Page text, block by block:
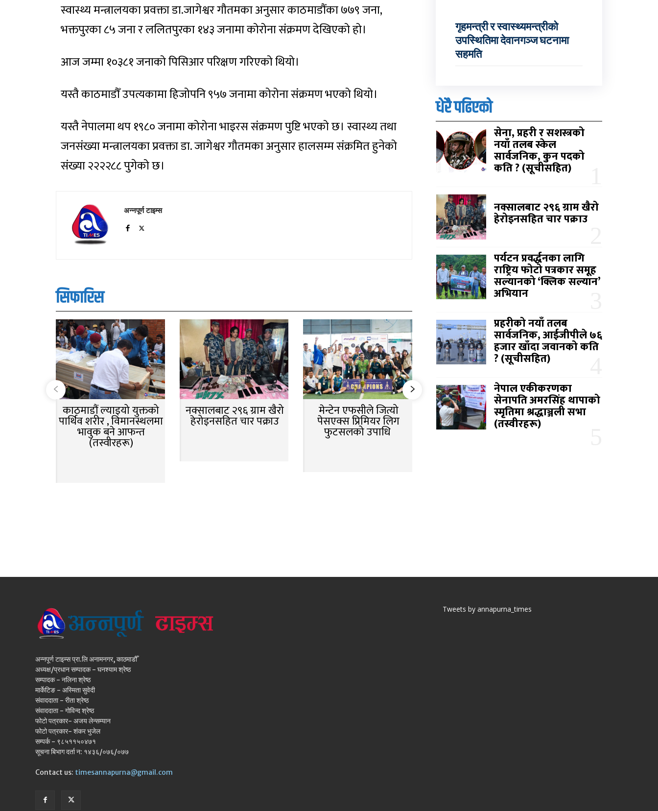
स्वास्थ्य मन्त्रालयका प्रवक्ता डा.जागेश्वर गौतमका अनुसार काठमाडौंका ७७९ जना,
भक्तपुरका ८५ जना र ललितपुरका १४३ जनामा कोरोना संक्रमण देखिएको हो।
आज जम्मा १०३८१ जनाको पिसिआर परिक्षण गरिएको थियो।
यस्तै काठमाडौँ उपत्यकामा हिजोपनि ९५७ जनामा कोरोना संक्रमण भएको थियो।
यस्तै नेपालमा थप १९८० जनामा कोरोना भाइरस संक्रमण पुष्टि भएको छ। स्वास्थ्य तथा
जनसंख्या मन्त्रालयका प्रवक्ता डा. जागेश्वर गौतमका अनुसार हालसम्म संक्रमित हुनेको
संख्या २२२२८८ पुगेको छ।
अन्नपूर्ण टाइम्स
सिफारिस
काठमाडौं ल्याइयो युक्तको
पार्थिव शरीर , विमानस्थलमा
भावुक बने आफन्त
(तस्वीरहरू)
नक्सालबाट २९६ ग्राम खैरो
हेरोइनसहित चार पक्राउ
मेन्टेन एफसीले जित्यो
पेसएक्स प्रिमियर लिग
फुटसलको उपाधि
गृहमन्त्री र स्वास्थ्यमन्त्रीको
उपस्थितिमा देवानगञ्ज घटनामा
सहमति
धेरै पढिएको
सेना, प्रहरी र सशस्त्रको
नयाँ तलब स्केल
सार्वजनिक, कुन पदको
कति ? (सूचीसहित)
नक्सालबाट २९६ ग्राम खैरो
हेरोइनसहित चार पक्राउ
पर्यटन प्रवर्द्धनका लागि
राष्ट्रिय फोटो पत्रकार समूह
सल्यानको ‘क्लिक सल्यान’
अभियान
प्रहरीको नयाँ तलब
सार्वजनिक, आईजीपीले ७६
हजार खाँदा जवानको कति
? (सूचीसहित)
नेपाल एकीकरणका
सेनापति अमरसिंह थापाको
स्मृतिमा श्रद्धाञ्जली सभा
(तस्वीरहरू)
अन्नपूर्ण टाइम्स प्रा.लि अनामनगर, काठमाडौँ
अध्यक्ष/प्रधान सम्पादक - घनश्याम श्रेष्ठ
सम्पादक - नलिना श्रेष्ठ
मार्केटिङ - अस्मिता सुवेदी
संवाददाता - रीता श्रेष्ठ
संवाददाता - गोविन्द श्रेष्ठ
फोटो पत्रकार- अजय लेन्सम्यान
फोटो पत्रकार- शंकर भुजेल
सम्पर्क - ९८५११५०४७१
सूचना बिभाग दर्ता न: १४३६/०७६/०७७
Contact us: timesannapurna@gmail.com
Tweets by annapurna_times